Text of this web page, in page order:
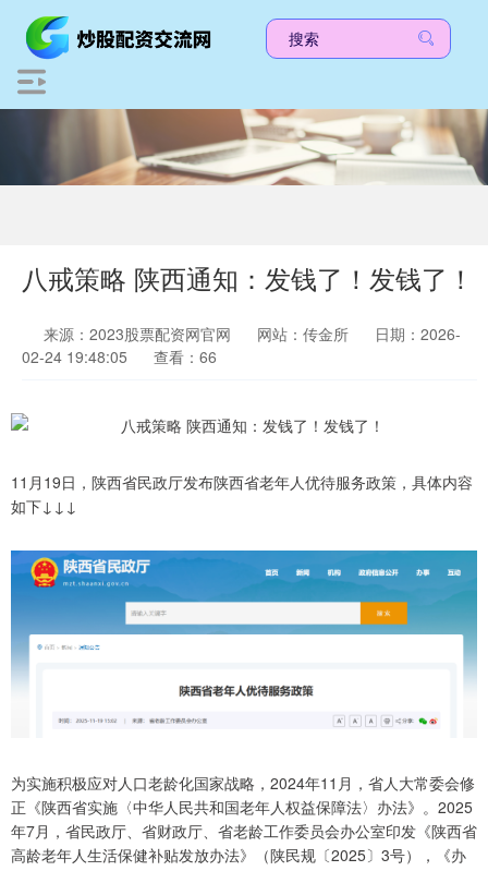
八戒策略 陕西通知：发钱了！发钱了！
来源：2023股票配资网官网 网站：传金所
日期：2026-
02-24 19:48:05
查看：66
11月19日，陕西省民政厅发布陕西省老年人优待服务政策，具体内容
如下↓↓↓
为实施积极应对人口老龄化国家战略，2024年11月，省人大常委会修
正《陕西省实施〈中华人民共和国老年人权益保障法〉办法》。2025
年7月，省民政厅、省财政厅、省老龄工作委员会办公室印发《陕西省
高龄老年人生活保健补贴发放办法》（陕民规〔2025〕3号），《办